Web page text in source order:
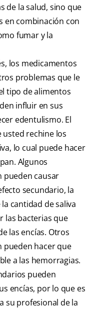
de la salud, sino que
en combinación con
fumar y la
los medicamentos
problemas que le
tipo de alimentos
influir en sus
edentulismo. El
usted rechine los
lo cual puede hacer
Algunos
pueden causar
secundario, la
cantidad de saliva
las bacterias que
las encías. Otros
pueden hacer que
a las hemorragias.
pueden
encías, por lo que es
su profesional de la